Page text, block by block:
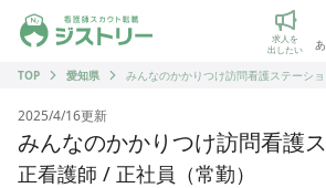
ジストリー 看護師の転職マッチング
求人を
出したい
TOP
愛知県 みんなのかかりつけ訪問看護ステーシ
2025/4/16更新
みんなのかかりつけ訪問看護
正看護師 / 正社員（常勤）